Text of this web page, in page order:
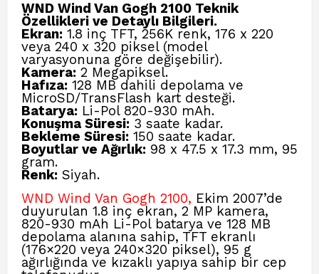
WND Wind Van Gogh 2100 Teknik
Özellikleri ve Detaylı Bilgileri.
Ekran: 1.8 inç TFT, 256K renk, 176 x 220
veya 240 x 320 piksel (model
varyasyonuna göre değişebilir).
Kamera: 2 Megapiksel.
Hafıza: 128 MB dahili depolama ve
MicroSD/TransFlash kart desteği.
Batarya: Li-Pol 820-930 mAh.
Konuşma Süresi: 3 saate kadar.
Bekleme Süresi: 150 saate kadar.
Boyutlar ve Ağırlık: 98 x 47.5 x 17.3 mm, 95
gram.
Renk: Siyah.
WND Wind Van Gogh 2100, Ekim 2007’de
duyurulan 1.8 inç ekran, 2 MP kamera,
820-930 mAh Li-Pol batarya ve 128 MB
depolama alanına sahip, TFT ekranlı
(176×220 veya 240×320 piksel), 95 g
ağırlığında ve kızaklı yapıya sahip bir cep